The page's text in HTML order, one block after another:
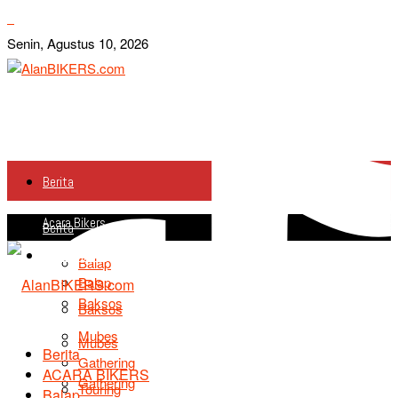
Senin, Agustus 10, 2026
Berita
Acara Bikers
Balap
Baksos
Mubes
Gathering
Berita
Acara Bikers
Balap
Baksos
Mubes
Gathering
Touring
Berita
ACARA BIKERS